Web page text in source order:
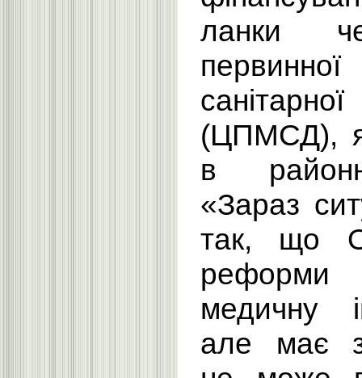
ланки
(ЦПМСД),
в
«Зараз
так, що
медичну
але має